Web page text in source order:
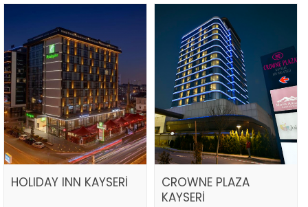
HOLIDAY INN KAYSERİ
CROWNE PLAZA
KAYSERİ